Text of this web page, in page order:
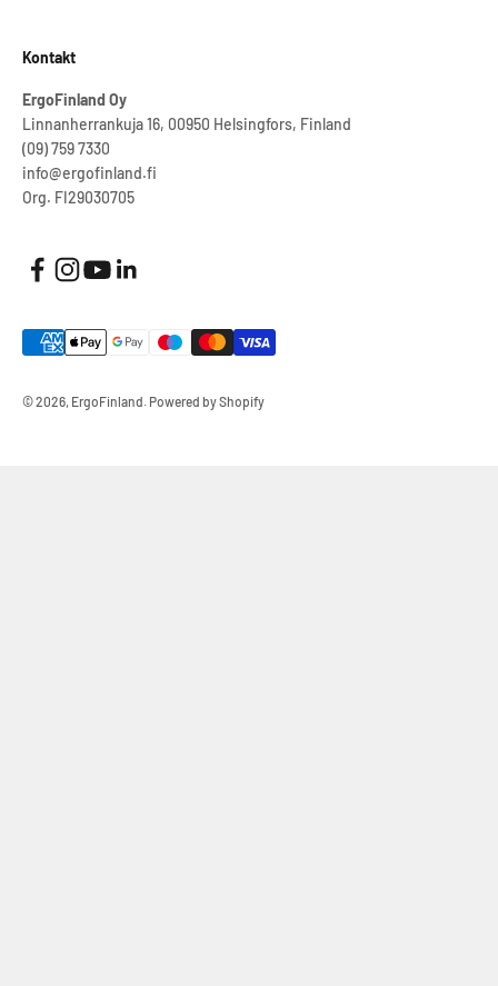
Kontakt
ErgoFinland Oy
Linnanherrankuja 16, 00950 Helsingfors, Finland
(09) 759 7330
info@ergofinland.fi
Org. FI29030705
© 2026, ErgoFinland. Powered by Shopify